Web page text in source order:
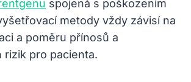
spojená s poškozením
metody vždy závisí na
a poměru přínosů a
rizik pro pacienta.